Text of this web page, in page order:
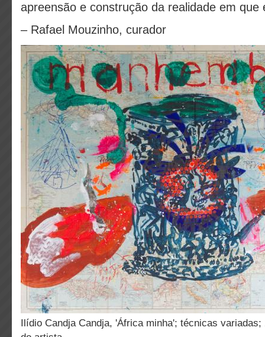
apreensão e construção da realidade em que
– Rafael Mouzinho, curador
Ilídio Candja Candja, 'África minha'; técnicas variadas; 2018; Cortesia